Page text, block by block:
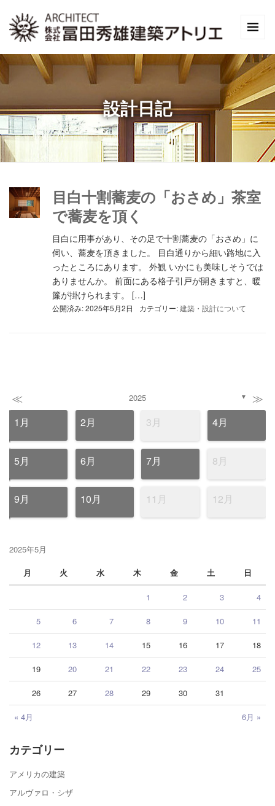
設計日記
目白十割蕎麦の「おさめ」茶室
で蕎麦を頂く
目白に用事があり、その足で十割蕎麦の「おさめ」に
伺い、蕎麦を頂きました。 目白通りから細い路地に入
ったところにあります。 外観 いかにも美味しそうでは
ありませんか。 前面にある格子引戸が開きますと、暖
簾が掛けられます。 […]
公開済み: 2025年5月2日 カテゴリー:建築・設計について
≪ 2025 ▼ ≫
1月 2月 3月 4月
5月 6月 7月 8月
9月 10月 11月 12月
2025年5月
月
火 水 木 金 土 日
« 4月 6月 »
1 2 3 4
5 6 7 8 9 10 11
12 13 14 15 16 17 18
19 20 21 22 23 24 25
26 27 28 29 30 31
カテゴリー
アメリカの建築
アルヴァロ・シザ